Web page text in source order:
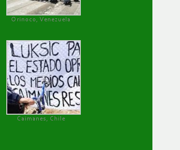
Orinoco, Venezuela
Caimanes, Chile